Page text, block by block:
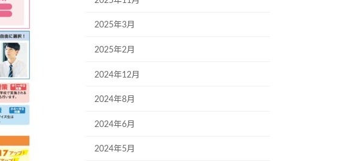
2025年3月
2025年2月
2024年12月
2024年8月
2024年6月
2024年5月